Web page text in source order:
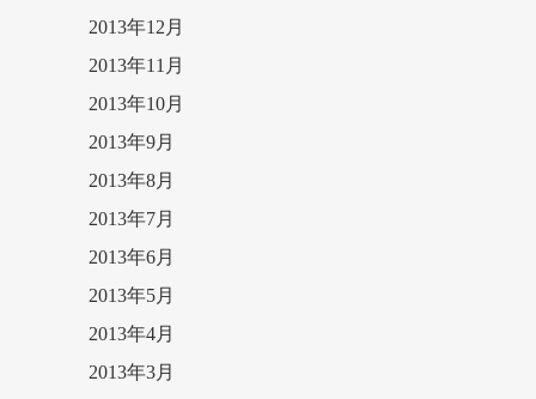
2013年12月
2013年11月
2013年10月
2013年9月
2013年8月
2013年7月
2013年6月
2013年5月
2013年4月
2013年3月